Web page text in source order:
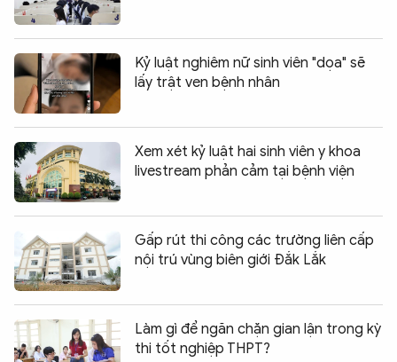
Kỷ luật nghiêm nữ sinh viên "dọa" sẽ
lấy trật ven bệnh nhân
Xem xét kỷ luật hai sinh viên y khoa
livestream phản cảm tại bệnh viện
Gấp rút thi công các trường liên cấp
nội trú vùng biên giới Đắk Lắk
Làm gì để ngăn chặn gian lận trong kỳ
thi tốt nghiệp THPT?